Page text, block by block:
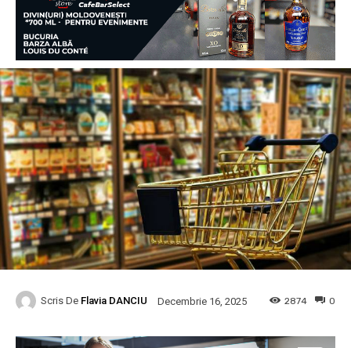
Scris De Flavia DANCIU Decembrie 16, 2025 0
2874